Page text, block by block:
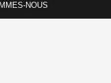
NOUS